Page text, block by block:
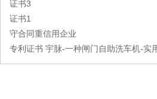
证书3
证书1
守合同重信用企业
专利证书 宇脉-一种闸门自助洗车机-实